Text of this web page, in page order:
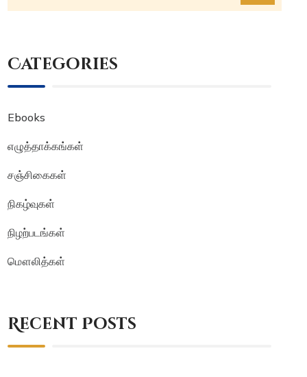
Categories
Ebooks
எழுத்தாக்கங்கள்
சஞ்சிகைகள்
நிகழ்வுகள்
நிழற்படங்கள்
மௌலித்கள்
Recent Posts